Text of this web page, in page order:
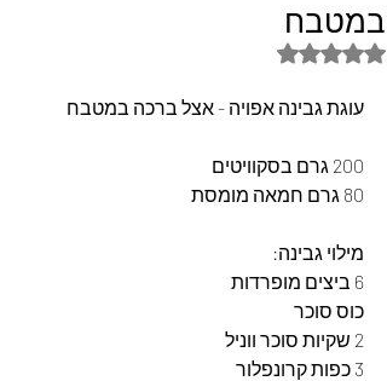
במטבח
דירוג של NaN מתוך 5 כוכבים
עוגת גבינה אפויה - אצל ברכה במטבח
200 גרם בסקוויטים
80 גרם חמאה מומסת
מילוי גבינה:
6 ביצים מופרדות
כוס סוכר
2 שקיות סוכר ווניל
3 כפות קרונפלור